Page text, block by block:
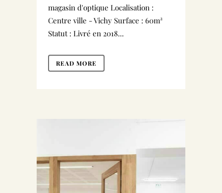
magasin d'optique Localisation :
Centre ville - Vichy Surface : 60m²
Statut : Livré en 2018...
READ MORE